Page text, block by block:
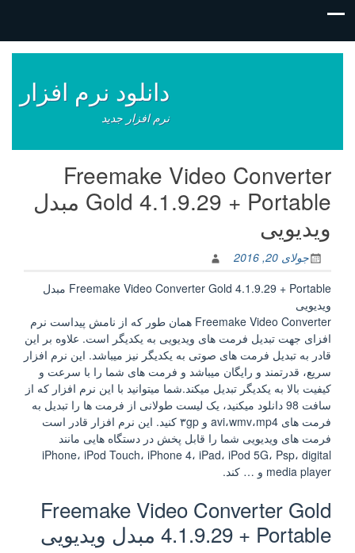
نوشته‌ها
دانلود نرم افزار
نرم افزار جدید
Freemake Video Converter
Gold 4.1.9.29 + Portable مبدل
ویدیویی
جولای 20, 2016
Freemake Video Converter Gold 4.1.9.29 + Portable مبدل
ویدیویی
Freemake Video Converter همان طور که از نامش پیداست نرم
افزای جهت تبدیل فرمت های ویدیویی به یکدیگر است. علاوه بر این
قادر به تبدیل فرمت های صوتی به یکدیگر نیز میباشد. این نرم افزار
سریع، قدرتمند و رایگان میباشد و فرمت های شما را با سرعت و
کیفیت بالا به یکدیگر تبدیل میکند.شما میتوانید با این نرم افزار که از
سافت 98 دانلود میکنید، یک لیست طولانی از فرمت ها را تبدیل به
فرمت های avi،wmv،mp4 و ۳gp کنید. این نرم افزار قادر است
فرمت های ویدیویی شما را قابل پخش در دستگاه هایی مانند
iPhone، iPod Touch، iPhone 4، iPad، iPod 5G، Psp، digital
media player و … کند.
Freemake Video Converter Gold
4.1.9.29 + Portable مبدل ویدیویی